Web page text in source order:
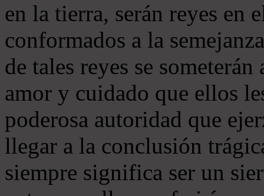
en la tierra, serán reyes en
conformados a la
de tales reyes se
amor y cuidado que ellos
poderosa autoridad que
llegar a la conclusión
siempre significa ser un